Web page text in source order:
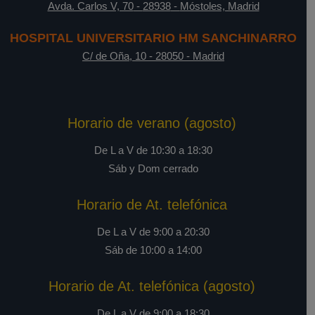
Avda. Carlos V, 70- 28938- Móstoles, Madrid
HOSPITAL UNIVERSITARIO HM SANCHINARRO
C/ de Oña, 10 - 28050 - Madrid
Horario de verano (agosto)
De L a V de 10:30 a 18:30
Sáb y Dom cerrado
Horario de At. telefónica
De L a V de 9:00 a 20:30
Sáb de 10:00 a 14:00
Horario de At. telefónica (agosto)